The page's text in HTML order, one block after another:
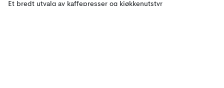
Et bredt utvalg av kaffepresser og kjøkkenutstyr